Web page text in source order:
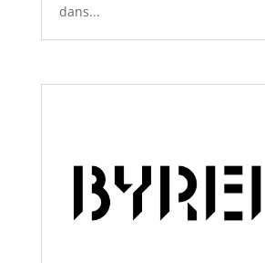
dans...